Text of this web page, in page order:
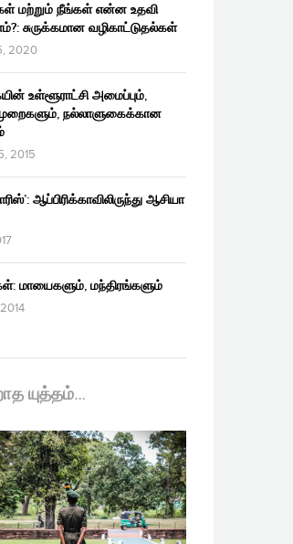
மற்றும் நீங்கள் என்ன உதவி
சுருக்கமான வழிகாட்டுதல்கள்
2020
உள்ளூராட்சி அமைப்பும்,
நல்லாளுகைக்கான
2015
ஆப்பிரிக்காவிலிருந்து ஆசியா
மாயைகளும், மந்திரங்களும்
யுத்தம்…